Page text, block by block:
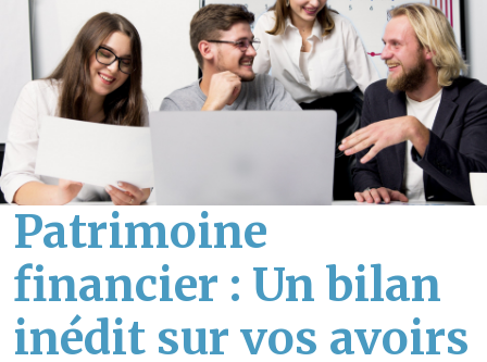
Patrimoine
financier : Un bilan
inédit sur vos avoirs